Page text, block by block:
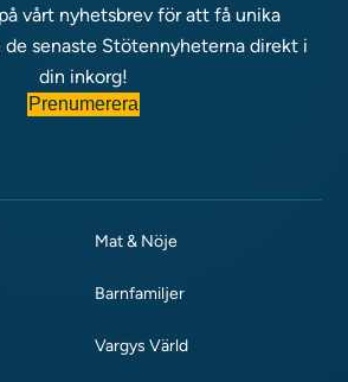
vårt nyhetsbrev för att få unika
senaste Stötennyheterna direkt i
din inkorg!
Prenumerera
Mat & Nöje
Barnfamiljer
Vargys Värld